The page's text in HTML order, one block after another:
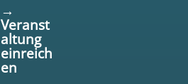
→
Veranst
altung
einreich
en